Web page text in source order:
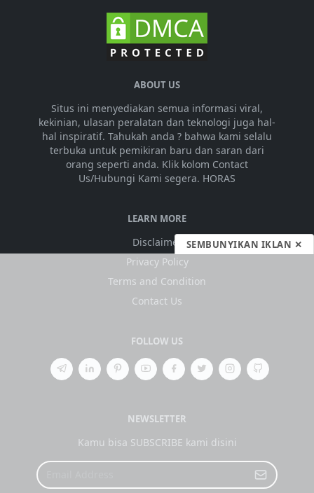
ABOUT US
Situs ini menyediakan semua informasi viral,
kekinian, ulasan peralatan dan teknologi juga hal-
hal inspiratif. Tahukah anda ? bahwa kami selalu
terbuka untuk pemikiran baru dan saran dari
orang seperti anda. Klik kolom Contact
Us/Hubungi Kami segera. HORAS
LEARN MORE
Disclaimer
Privacy Policy
Terms and Condition
Contact Us
FOLLOW US
NEWSLETTER
Kamu bisa SUBSCRIBE kami disini
SEMBUNYIKAN IKLAN ✕